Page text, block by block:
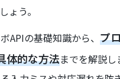
ょう。
APIの基礎知識から、プ
体的な方法までを解説し